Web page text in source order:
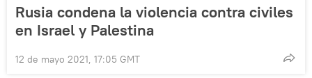
Rusia condena la violencia contra civiles
en Israel y Palestina
12 de mayo 2021, 17:05 GMT